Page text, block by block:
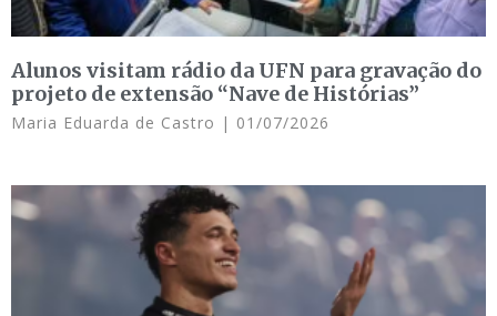
Alunos visitam rádio da UFN para gravação do
projeto de extensão “Nave de Histórias”
Maria Eduarda de Castro 01/07/2026